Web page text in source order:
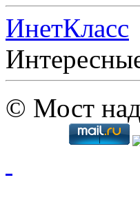
ИнетКласс
© Мост